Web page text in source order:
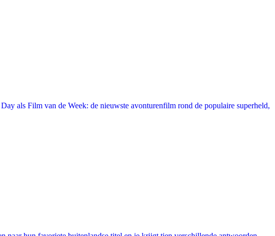
als Film van de Week: de nieuwste avonturenfilm rond de populaire superheld,